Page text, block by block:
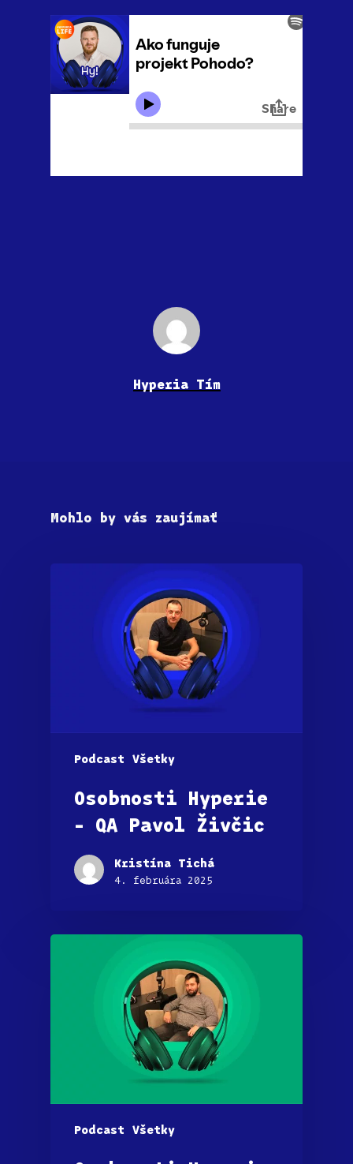
Hyperia Tím
Mohlo by vás zaujímať
Podcast Všetky
Osobnosti Hyperie
– QA Pavol Živčic
Kristína Tichá
4. februára 2025
Podcast Všetky